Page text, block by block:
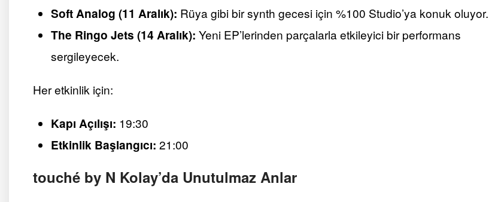
Soft Analog (11 Aralık): Rüya gibi bir synth gecesi için %100 Studio’ya konuk oluyor.
The Ringo Jets (14 Aralık): Yeni EP’lerinden parçalarla etkileyici bir performans
sergileyecek.
Her etkinlik için:
Kapı Açılışı: 19:30
Etkinlik Başlangıcı: 21:00
touché by N Kolay’da Unutulmaz Anlar